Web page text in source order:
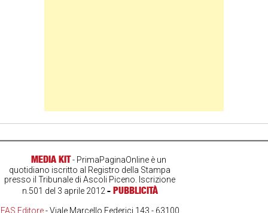
MEDIA KIT- PrimaPaginaOnline è un
quotidiano iscritto al Registro della Stampa
presso il Tribunale di Ascoli Piceno. Iscrizione
n.501 del 3 aprile 2012- PUBBLICITÀ
FAS Editore- Viale Marcello Federici 143 - 63100